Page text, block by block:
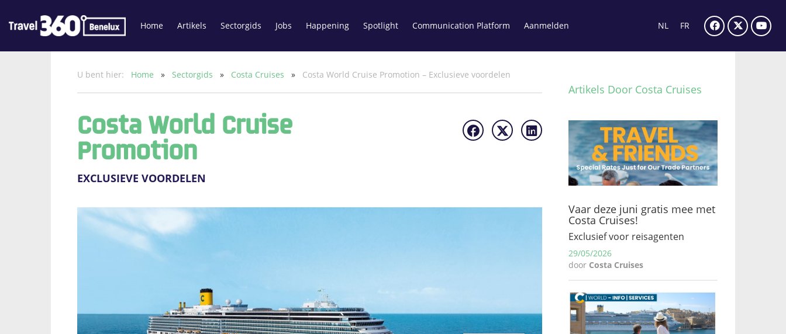
Home Artikels Sectorgids Jobs Happening Spotlight Communication Platform Aanmelden NL FR
U bent hier: Home » Sectorgids » Costa Cruises » Costa World Cruise Promotion – Exclusieve voordelen
Costa World Cruise
Promotion
EXCLUSIEVE VOORDELEN
Artikels Door Costa Cruises
Vaar deze juni gratis mee met
Costa Cruises!
Exclusief voor reisagenten
29/05/2026
door Costa Cruises